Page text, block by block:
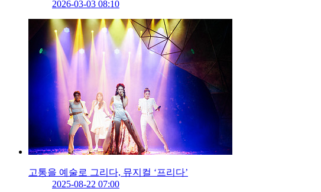
2026-03-03 08:10
고통을 예술로 그리다, 뮤지컬 ‘프리다’
2025-08-22 07:00